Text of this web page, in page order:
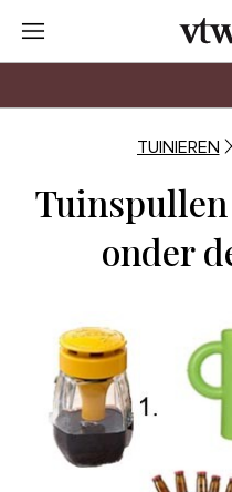
TUINIEREN
onder